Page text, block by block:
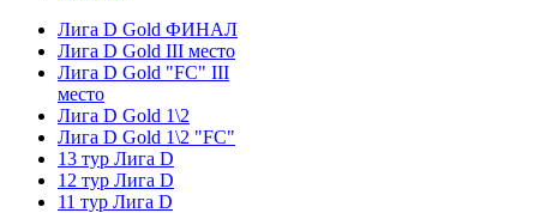
Лига D Gold ФИНАЛ
Лига D Gold III место
Лига D Gold "FC" III
место
Лига D Gold 1\2
Лига D Gold 1\2 "FC"
13 тур Лига D
12 тур Лига D
11 тур Лига D